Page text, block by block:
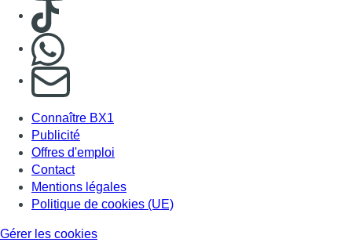
Consulter TikTok
S'abonner à notre newsletter
Connaître BX1
Publicité
Offres d'emploi
Contact
Mentions légales
Politique de cookies (UE)
Gérer les cookies